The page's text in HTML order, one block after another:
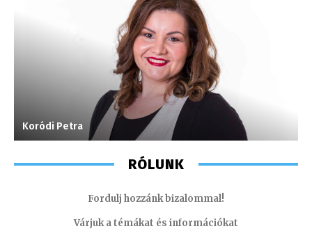
Koródi Petra
RÓLUNK
Fordulj hozzánk bizalommal!
Várjuk a témákat és információkat